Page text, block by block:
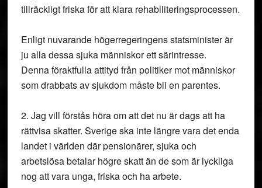
tillräckligt friska för att klara rehabiliteringsprocessen.
Enligt nuvarande högerregeringens statsminister är
ju alla dessa sjuka människor ett särintresse.
Denna föraktfulla attityd från politiker mot människor
som drabbats av sjukdom måste bli en parentes.
2. Jag vill förstås höra om att det nu är dags att ha
rättvisa skatter. Sverige ska inte längre vara det enda
landet i världen där pensionärer, sjuka och
arbetslösa betalar högre skatt än de som är lyckliga
nog att vara unga, friska och ha arbete.